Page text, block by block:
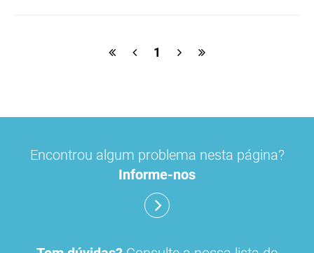
1
Encontrou algum problema nesta página?
Informe-nos